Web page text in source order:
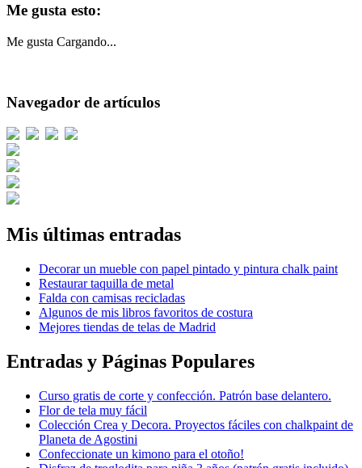
Me gusta esto:
Me gusta Cargando...
Navegador de artículos
Mis últimas entradas
Decorar un mueble con papel pintado y pintura chalk paint
Restaurar taquilla de metal
Falda con camisas recicladas
Algunos de mis libros favoritos de costura
Mejores tiendas de telas de Madrid
Entradas y Páginas Populares
Curso gratis de corte y confección. Patrón base delantero.
Flor de tela muy fácil
Colección Crea y Decora. Proyectos fáciles con chalkpaint de
Planeta de Agostini
Confeccionate un kimono para el otoño!